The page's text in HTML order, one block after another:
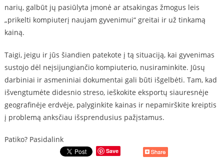
narių, galbūt jų pasiūlyta įmonė ar atsakingas žmogus leis
„prikelti kompiuterį naujam gyvenimui“ greitai ir už tinkamą
kainą.
Taigi, jeigu ir jūs šiandien patekote į tą situaciją, kai gyvenimas
sustojo dėl neįsijungiančio kompiuterio, nusiraminkite. Jūsų
darbiniai ir asmeniniai dokumentai gali būti išgelbėti. Tam, kad
išvengtumėte didesnio streso, ieškokite eksportų siauresnėje
geografinėje erdvėje, palyginkite kainas ir nepamirškite kreiptis
į problemą anksčiau išsprendusius pažįstamus.
Patiko? Pasidalink
Save